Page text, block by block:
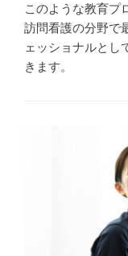
このような教育プ
訪問看護の分野で
ェッショナルとし
きます。